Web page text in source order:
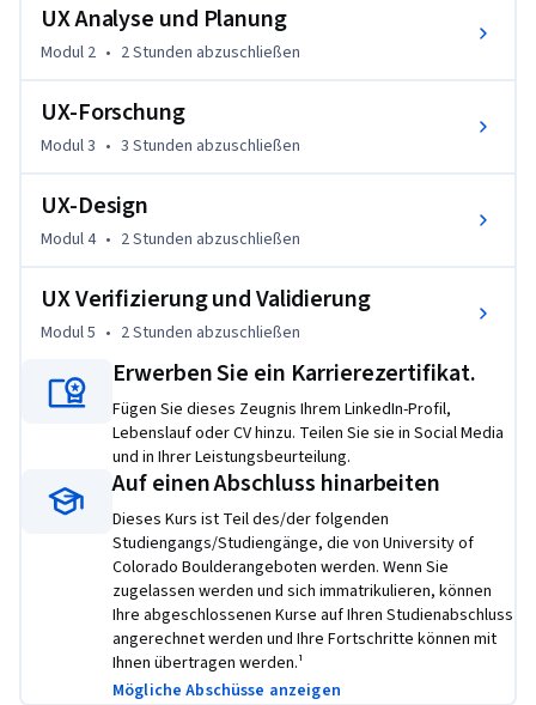
Sie sicherstellen können, dass Ihre Embedded Interface
Designs für Geräte und Systeme den Bedürfnissen und
eine Einführung in die UX und anschließend eine vierstufige
Aufschlüsselung eines typischen UX-Designprozesses,
Designmethoden und Tests zur Verifizierung und Validierung.
Ein Großteil des Inhalts vermittelt allgemein anwendbare
Überlegungen zur Entwicklung eingebetteter Geräte.  Der
Kurs beinhaltet praktische Projekte, in denen Sie einige der
wichtigsten Methoden eines gründlichen Interface-Design-
Prozesses ausprobieren können.
UX Analyse und Planung
Modul 2 • 2 Stunden abzuschließen
UX-Forschung
Modul 3 • 3 Stunden abzuschließen
UX-Design
Modul 4 • 2 Stunden abzuschließen
UX Verifizierung und Validierung
Modul 5 • 2 Stunden abzuschließen
Erwerben Sie ein Karrierezertifikat.
Fügen Sie dieses Zeugnis Ihrem LinkedIn-Profil,
Lebenslauf oder CV hinzu. Teilen Sie sie in Social Media
und in Ihrer Leistungsbeurteilung.
Auf einen Abschluss hinarbeiten
Dieses Kurs ist Teil des/der folgenden
Studiengangs/Studiengänge, die von University of
Colorado Boulderangeboten werden. Wenn Sie
zugelassen werden und sich immatrikulieren, können
Ihre abgeschlossenen Kurse auf Ihren Studienabschluss
angerechnet werden und Ihre Fortschritte können mit
Ihnen übertragen werden.¹
Mögliche Abschüsse anzeigen